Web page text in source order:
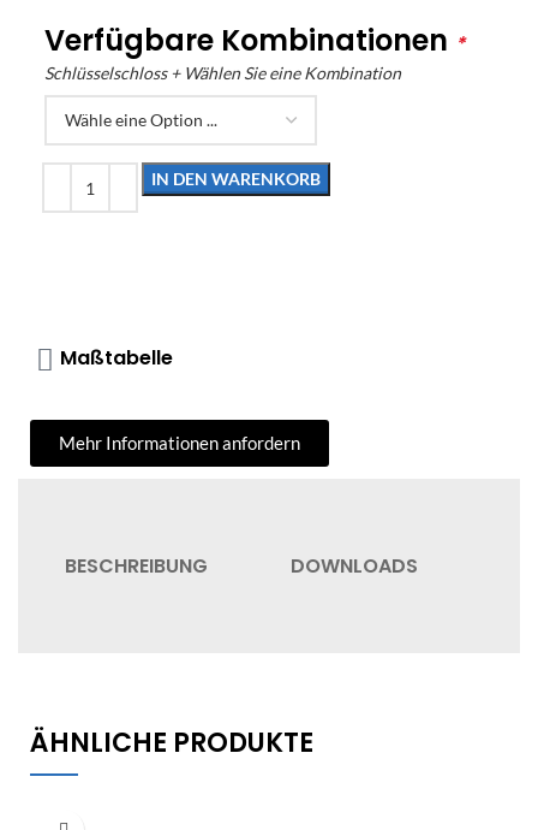
Verfügbare Kombinationen *
Schlüsselschloss + Wählen Sie eine Kombination
IN DEN WARENKORB
Maßtabelle
Mehr Informationen anfordern
BESCHREIBUNG DOWNLOADS
ÄHNLICHE PRODUKTE